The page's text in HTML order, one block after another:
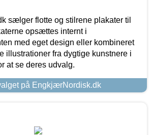
sælger flotte og stilrene plakater til
opsættes internt i
med eget design eller kombineret
illustrationer fra dygtige kunstnere i
at se deres udvalg.
på EngkjærNordisk.dk